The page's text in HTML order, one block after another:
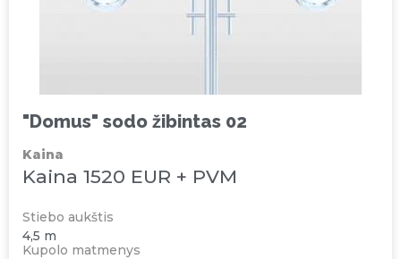
"Domus" sodo žibintas 02
Kaina
Kaina 1520 EUR + PVM
Stiebo aukštis
4,5 m
Kupolo matmenys